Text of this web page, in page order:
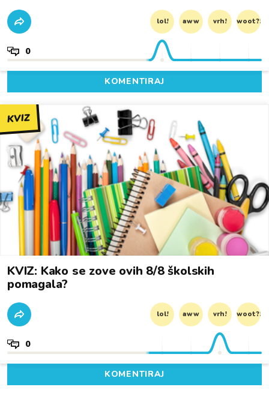
lol! aww vrh! woot?!
0
KOMENTIRAJ
KVIZ
KVIZ: Kako se zove ovih 8/8 školskih
pomagala?
lol! aww vrh! woot?!
0
KOMENTIRAJ